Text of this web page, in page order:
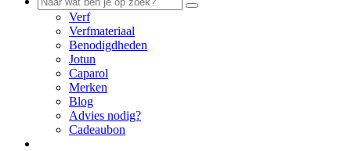
Verf
Verfmateriaal
Benodigdheden
Jotun
Caparol
Merken
Blog
Advies nodig?
Cadeaubon